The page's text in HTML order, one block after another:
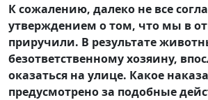
К сожалению, далеко не все
утверждением о том, что мы в
приручили. В результате
безответственному хозяину,
оказаться на улице. Какое
предусмотрено за подобные